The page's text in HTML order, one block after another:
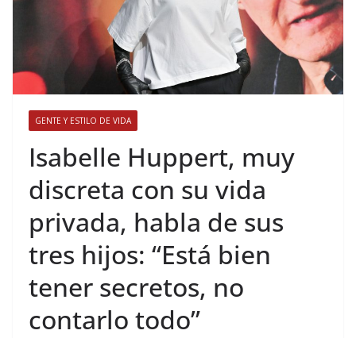
GENTE Y ESTILO DE VIDA
​Isabelle Huppert, muy
discreta con su vida
privada, habla de sus
tres hijos: “Está bien
tener secretos, no
contarlo todo”